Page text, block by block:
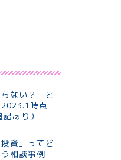
ない？」と
時点
あり）
資」ってど
相談事例